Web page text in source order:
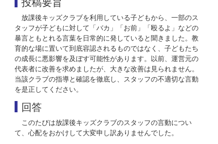
放課後キッズクラブを利用している子どもから、一部のス
タッフが子どもに対して「バカ」「お前」「殴るよ」などの
暴言ともとれる言葉を日常的に発していると聞きました。教
育的な場に置いて到底容認されるものではなく、子どもたち
の成長に悪影響を及ぼす可能性があります。以前、運営元の
代表者に改善を求めましたが、大きな改善は見られません。
当該クラブの指導と確認を徹底し、スタッフの不適切な言動
を是正してください。
回答
このたびは放課後キッズクラブのスタッフの言動につい
て、心配をおかけして大変申し訳ありませんでした。